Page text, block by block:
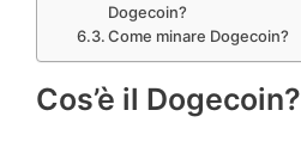
Dogecoin?
Come minare Dogecoin?
Cos’è il Dogecoin?